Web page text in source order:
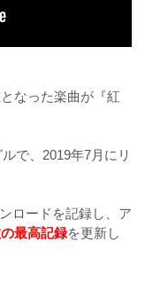
なった楽曲が『紅
で、2019年7月にリ
ロードを記録し、ア
最高記録を更新し